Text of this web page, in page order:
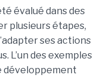
évalué dans des
plusieurs étapes,
ses actions
L’un des exemples
développement